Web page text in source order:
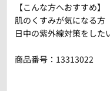
【こんな方へおすすめ】
肌のくすみが気になる方
日中の紫外線対策をした
商品番号： 13313022